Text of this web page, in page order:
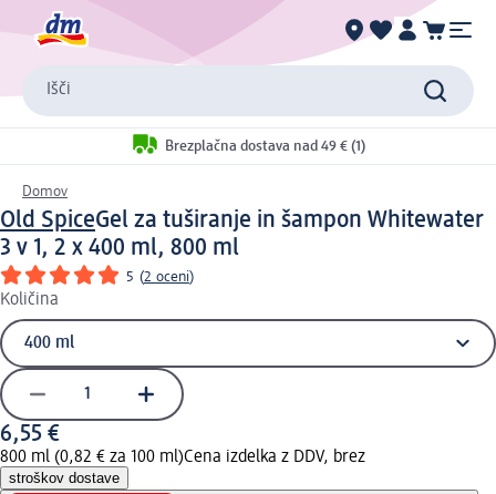
Išči
Brezplačna dostava nad 49 € (1)
Domov
Old SpiceGel za tuširanje in šampon Whitewater
3 v 1, 2 x 400 ml, 800 ml
5 (2 oceni)
Količina
6,55 €
800 ml (0,82 € za 100 ml)Cena izdelka z DDV, brez
stroškov dostave